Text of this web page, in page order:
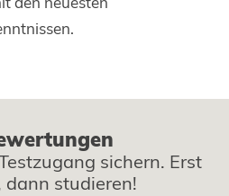
sichern. Erst
dann studieren!